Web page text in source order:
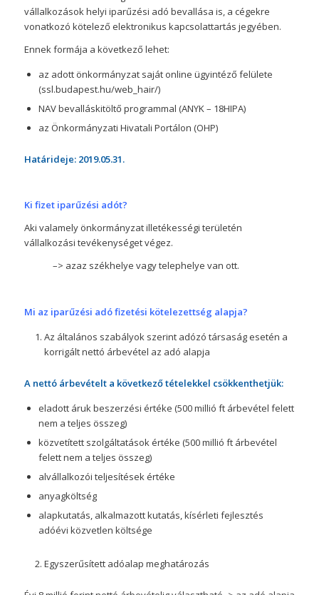
vállalkozások helyi iparűzési adó bevallása is, a cégekre
vonatkozó kötelező elektronikus kapcsolattartás jegyében.
Ennek formája a következő lehet:
az adott önkormányzat saját online ügyintéző felülete
(ssl.budapest.hu/web_hair/)
NAV bevalláskitöltő programmal (ANYK – 18HIPA)
az Önkormányzati Hivatali Portálon (OHP)
Határideje: 2019.05.31.
Ki fizet iparűzési adót?
Aki valamely önkormányzat illetékességi területén
vállalkozási tevékenységet végez.
–> azaz székhelye vagy telephelye van ott.
Mi az iparűzési adó fizetési kötelezettség alapja?
Az általános szabályok szerint adózó társaság esetén a
korrigált nettó árbevétel az adó alapja
A nettó árbevételt a következő tételekkel csökkenthetjük:
eladott áruk beszerzési értéke (500 millió ft árbevétel felett
nem a teljes összeg)
közvetített szolgáltatások értéke (500 millió ft árbevétel
felett nem a teljes összeg)
alvállalkozói teljesítések értéke
anyagköltség
alapkutatás, alkalmazott kutatás, kísérleti fejlesztés
adóévi közvetlen költsége
Egyszerűsített adóalap meghatározás